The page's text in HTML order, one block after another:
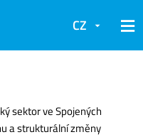
CZ
sektor ve Spojených
a strukturální změny